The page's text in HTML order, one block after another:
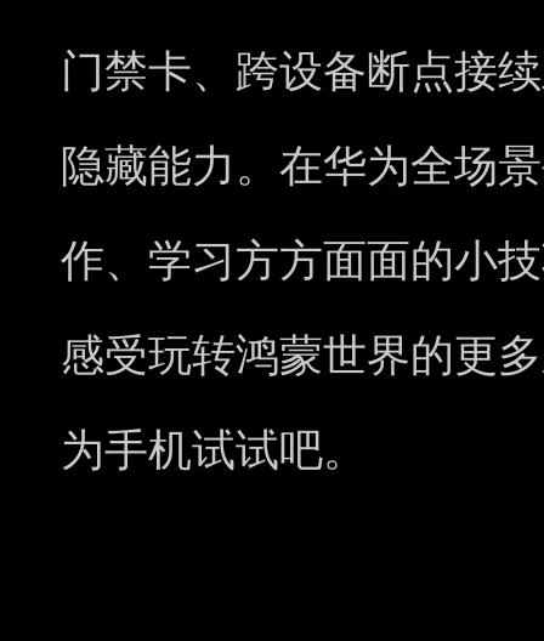
门禁卡、跨设备断点接
隐藏能力。在华为全场
作、学习方方面面的小
感受玩转鸿蒙世界的更
为手机试试吧。